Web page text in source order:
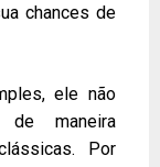
chances de
ele não
maneira
Por